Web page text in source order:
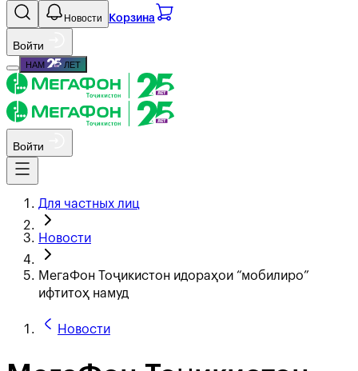
Новости Корзина
Войти
НАМ ЛЕТ
Войти
Для частных лиц
Новости
МегаФон Тоҷикистон идораҳои “мобилиро”
ифтитоҳ намуд
Новости